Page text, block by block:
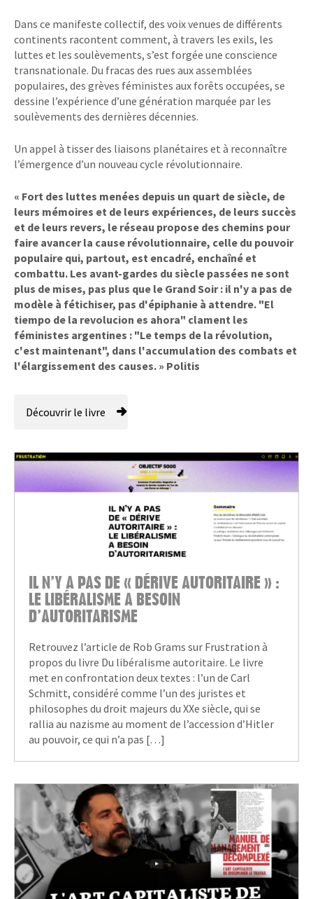
Dans ce manifeste collectif, des voix venues de différents
continents racontent comment, à travers les exils, les
luttes et les soulèvements, s’est forgée une conscience
transnationale. Du fracas des rues aux assemblées
populaires, des grèves féministes aux forêts occupées, se
dessine l’expérience d’une génération marquée par les
soulèvements des dernières décennies.
Un appel à tisser des liaisons planétaires et à reconnaître
l’émergence d’un nouveau cycle révolutionnaire.
« Fort des luttes menées depuis un quart de siècle, de
leurs mémoires et de leurs expériences, de leurs succès
et de leurs revers, le réseau propose des chemins pour
faire avancer la cause révolutionnaire, celle du pouvoir
populaire qui, partout, est encadré, enchaîné et
combattu. Les avant-gardes du siècle passées ne sont
plus de mises, pas plus que le Grand Soir : il n'y a pas de
modèle à fétichiser, pas d'épiphanie à attendre. "El
tiempo de la revolucion es ahora" clament les
féministes argentines : "Le temps de la révolution,
c'est maintenant", dans l'accumulation des combats et
l'élargissement des causes. » Politis
Découvrir le livre
IL N’Y A PAS DE « DÉRIVE AUTORITAIRE » :
LE LIBÉRALISME A BESOIN
D’AUTORITARISME
Retrouvez l’article de Rob Grams sur Frustration à
propos du livre Du libéralisme autoritaire. Le livre
met en confrontation deux textes : l’un de Carl
Schmitt, considéré comme l’un des juristes et
philosophes du droit majeurs du XXe siècle, qui se
rallia au nazisme au moment de l’accession d’Hitler
au pouvoir, ce qui n’a pas […]